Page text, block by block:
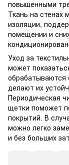
повышенными
Ткань на стенах
изоляции,
помещении и
Уход за
может
обрабатываются
делают их
Периодическая
щетки поможет
покрытий. В
можно легко
и без больших